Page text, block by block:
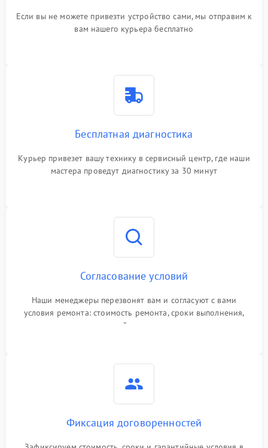
Если вы не можете привезти устройство сами, мы отправим к
вам нашего курьера бесплатно
Бесплатная диагностика
Курьер привезет вашу технику в сервисный центр, где наши
мастера проведут диагностику за 30 минут
Согласование условий
Наши менеджеры перезвонят вам и согласуют с вами
условия ремонта: стоимость ремонта, сроки выполнения,
гарантийные условия
Фиксация договоренностей